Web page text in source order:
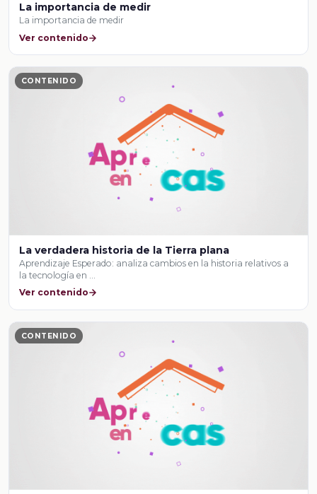
La importancia de medir
La importancia de medir
Ver contenido
CONTENIDO
La verdadera historia de la Tierra plana
Aprendizaje Esperado: analiza cambios en la historia relativos a
la tecnología en …
Ver contenido
CONTENIDO